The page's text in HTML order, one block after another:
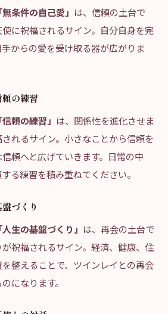
「無条件の自己愛」 は、信頼の土台で
に祝福されるサイン。自分自身を完
からの愛を受け取る器が広がりま
の練習
「信頼の練習」 は、関係性を進化させま
れるサイン。小さなことから信頼を
頼へと広げていきます。日常の中
る練習を積み重ねてください。
づくり
「人生の基盤づくり」 は、再会の土台で
祝福されるサイン。経済、健康、住
整えることで、ツインレイとの再会
になります。